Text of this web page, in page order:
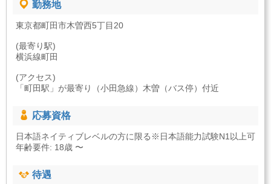
勤務地
東京都町田市木曽西5丁目20
(最寄り駅)
横浜線町田
(アクセス)
「町田駅」が最寄り（小田急線）木曽（バス停）付近
応募資格
日本語ネイティブレベルの方に限る※日本語能力試験N1以上可
年齢要件: 18歳 〜
待遇